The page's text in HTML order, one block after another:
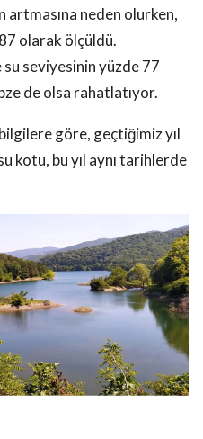
artmasına neden olurken,
olarak ölçüldü.
su seviyesinin yüzde 77
de olsa rahatlatıyor.
göre, geçtiğimiz yıl
kotu, bu yıl aynı tarihlerde